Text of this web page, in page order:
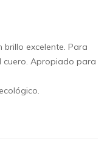
brillo excelente. Para
cuero. Apropiado para